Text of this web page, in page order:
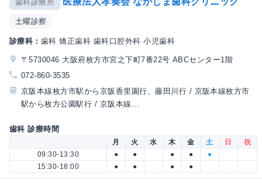
歯科診療所
土曜診察
診療科： 歯科 矯正歯科 歯科口腔外科 小児歯科
〒5730046 大阪府枚方市宮之下町7番22号 ABCセンター1階
072-860-3535
京阪本線枚方市駅から京阪香里園行、藤田川行 / 京阪本線枚方市
駅から枚方公園駅行 / 京阪本線...
歯科 診療時間
月 火 水 木 金 土 日
祝
09:30-13:30
● ● ● ●
●
15:30-18:00
● ● ● ●